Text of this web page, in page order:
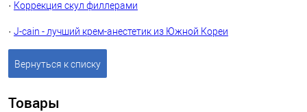
· Коррекция скул филлерами
· J-cain - лучший крем-анестетик из Южной Кореи
Вернуться к списку
Товары